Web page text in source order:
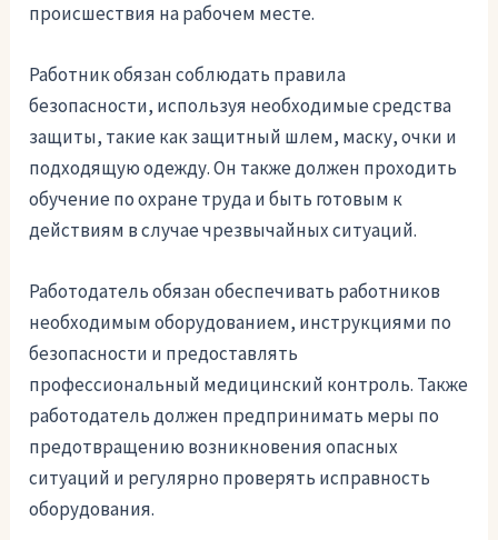
происшествия на рабочем месте.
Работник обязан соблюдать правила
безопасности, используя необходимые средства
защиты, такие как защитный шлем, маску, очки и
подходящую одежду. Он также должен проходить
обучение по охране труда и быть готовым к
действиям в случае чрезвычайных ситуаций.
Работодатель обязан обеспечивать работников
необходимым оборудованием, инструкциями по
безопасности и предоставлять
профессиональный медицинский контроль. Также
работодатель должен предпринимать меры по
предотвращению возникновения опасных
ситуаций и регулярно проверять исправность
оборудования.